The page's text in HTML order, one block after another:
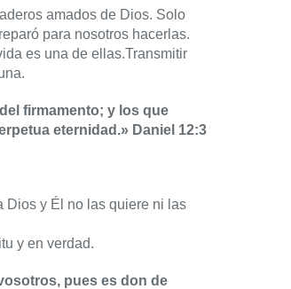
amados de Dios. Solo
para nosotros hacerlas.
es una de ellas.Transmitir
firmamento; y los que
eternidad.» Daniel 12:3
Dios y Él no las quiere ni las
y en verdad.
pues es don de